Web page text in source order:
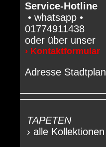
Service-Hotline
• whatsapp •
01774911438
oder über unser
› Kontaktformular
Adresse Stadtplan
TAPETEN
› alle Kollektionen